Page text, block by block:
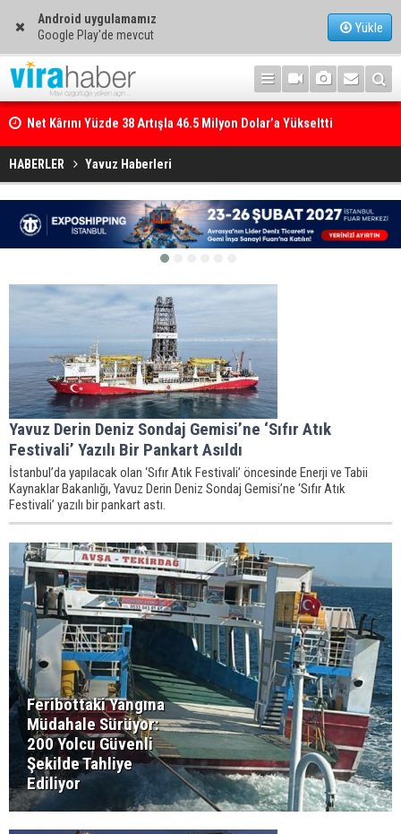
Android uygulamamız
Google Play'de mevcut
Yükle
Net Kârını Yüzde 38 Artışla 46.5 Milyon Dolar’a Yükseltti
HABERLER Yavuz Haberleri
Yavuz Derin Deniz Sondaj Gemisi’ne ‘Sıfır Atık
Festivali’ Yazılı Bir Pankart Asıldı
İstanbul’da yapılacak olan ‘Sıfır Atık Festivali’ öncesinde Enerji ve Tabii
Kaynaklar Bakanlığı, Yavuz Derin Deniz Sondaj Gemisi’ne ‘Sıfır Atık
Festivali’ yazılı bir pankart astı.
Feribottaki Yangına
Müdahale Sürüyor:
200 Yolcu Güvenli
Şekilde Tahliye
Ediliyor